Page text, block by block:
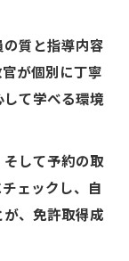
質と指導内容
が個別に丁寧
て学べる環境
そして予約の取
ェックし、自
、免許取得成